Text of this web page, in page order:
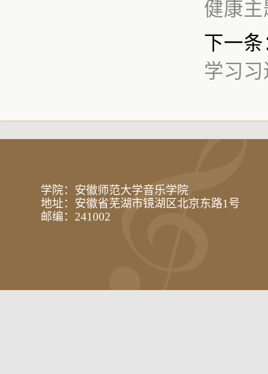
健康
下一条
学习
学院：安徽师范大学音乐学院
地址：安徽省芜湖市镜湖区北京东路1号
邮编：241002